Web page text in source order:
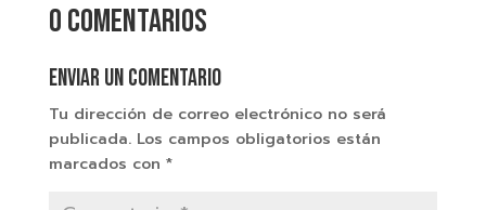
0 comentarios
Enviar un comentario
Tu dirección de correo electrónico no será
publicada. Los campos obligatorios están
marcados con *